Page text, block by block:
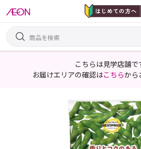
こちらは見学店舗で
お届けエリアの確認はこちらから